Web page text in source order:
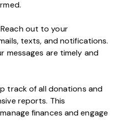
Reach out to your
texts, and notifications.
messages are timely and
track of all donations and
reports. This
finances and engage